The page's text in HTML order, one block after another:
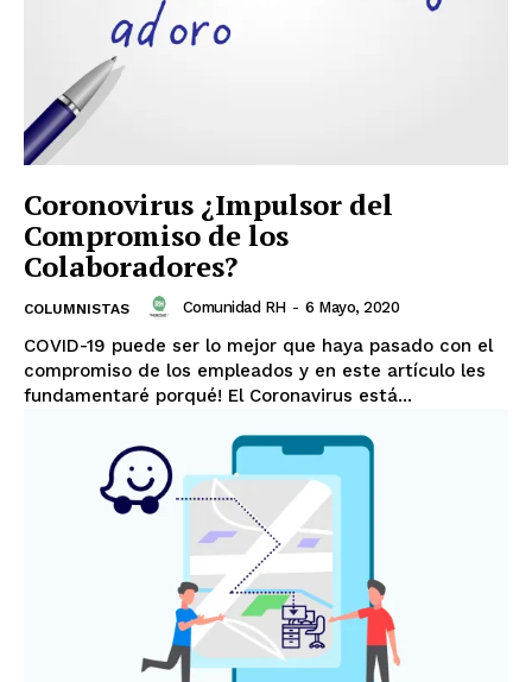
Coronovirus ¿Impulsor del
Compromiso de los
Colaboradores?
COLUMNISTAS Comunidad RH - 6 Mayo, 2020
COVID-19 puede ser lo mejor que haya pasado con el
compromiso de los empleados y en este artículo les
fundamentaré porqué! El Coronavirus está...